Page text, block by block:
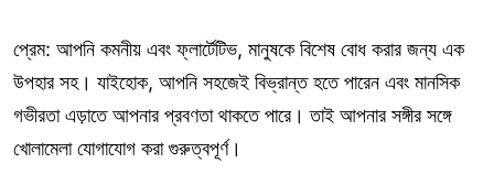
প্রেম: আপনি কমনীয় এবং ফ্লার্টেটিভ, মানুষকে বিশেষ বোধ করার জন্য এক
উপহার সহ। যাইহোক, আপনি সহজেই বিভ্রান্ত হতে পারেন এবং মানসিক
গভীরতা এড়াতে আপনার প্রবণতা থাকতে পারে। তাই আপনার সঙ্গীর সঙ্গে
খোলামেলা যোগাযোগ করা গুরুত্বপূর্ণ।